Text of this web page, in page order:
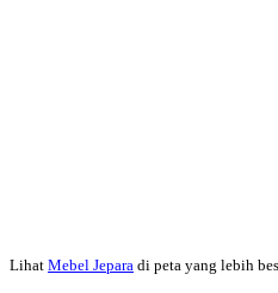
duconya bagus pak,...
Lihat Mebel Jepara di peta yang lebih